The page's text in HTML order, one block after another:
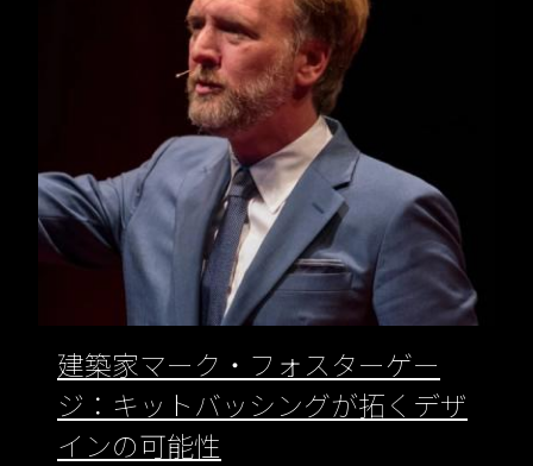
建築家マーク・フォスターゲー
ジ：キットバッシングが拓くデザ
インの可能性